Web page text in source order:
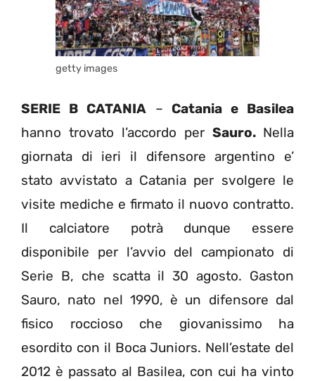
getty images
SERIE B CATANIA–Catania e Basilea
hanno trovato l’accordo per Sauro. Nella
giornata di ieri il difensore argentino e’
stato avvistato a Catania per svolgere le
visite mediche e firmato il nuovo contratto.
Il calciatore potrà dunque essere
disponibile per l’avvio del campionato di
Serie B, che scatta il 30 agosto. Gaston
Sauro, nato nel 1990, è un difensore dal
fisico roccioso che giovanissimo ha
esordito con il Boca Juniors. Nell’estate del
2012 è passato al Basilea, con cui ha vinto